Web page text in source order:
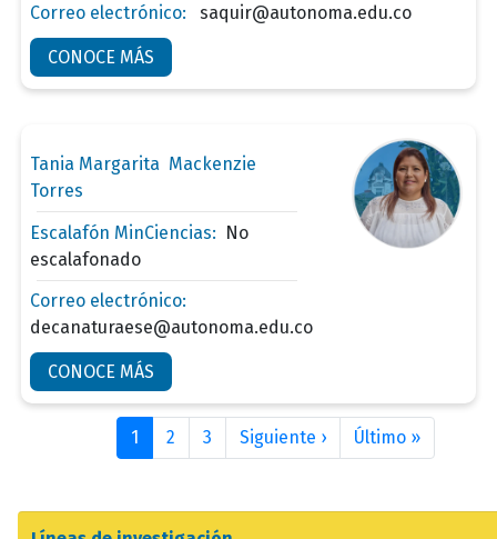
Correo electrónico: saquir@autonoma.edu.co
CONOCE MÁS
Tania Margarita Mackenzie
Torres
Escalafón MinCiencias: No
escalafonado
Correo electrónico:
decanaturaese@autonoma.edu.co
CONOCE MÁS
Paginación
1 2 3 Siguiente ›Siguiente
página
Último »Última
página